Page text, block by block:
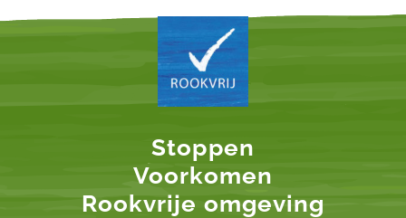
Stoppen
Voorkomen
Rookvrije omgeving